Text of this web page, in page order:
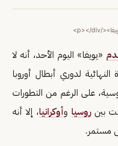
«يويفا» اليوم الأحد، أنه لا
لدوري أبطال أوروبا
على الرغم من التطورات
بينروسيا وأوكرانيا، إلا أنه
مستمر.